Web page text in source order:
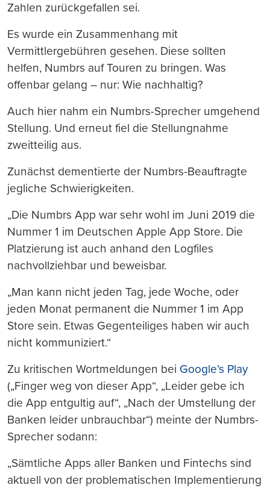
Zahlen zurückgefallen sei.
Es wurde ein Zusammenhang mit
Vermittlergebühren gesehen. Diese sollten
helfen, Numbrs auf Touren zu bringen. Was
offenbar gelang – nur: Wie nachhaltig?
Auch hier nahm ein Numbrs-Sprecher umgehend
Stellung. Und erneut fiel die Stellungnahme
zweitteilig aus.
Zunächst dementierte der Numbrs-Beauftragte
jegliche Schwierigkeiten.
„Die Numbrs App war sehr wohl im Juni 2019 die
Nummer 1 im Deutschen Apple App Store. Die
Platzierung ist auch anhand den Logfiles
nachvollziehbar und beweisbar.
„Man kann nicht jeden Tag, jede Woche, oder
jeden Monat permanent die Nummer 1 im App
Store sein. Etwas Gegenteiliges haben wir auch
nicht kommuniziert.“
Zu kritischen Wortmeldungen bei Google’s Play
(„Finger weg von dieser App“, „Leider gebe ich
die App entgultig auf“, „Nach der Umstellung der
Banken leider unbrauchbar“) meinte der Numbrs-
Sprecher sodann:
„Sämtliche Apps aller Banken und Fintechs sind
aktuell von der problematischen Implementierung